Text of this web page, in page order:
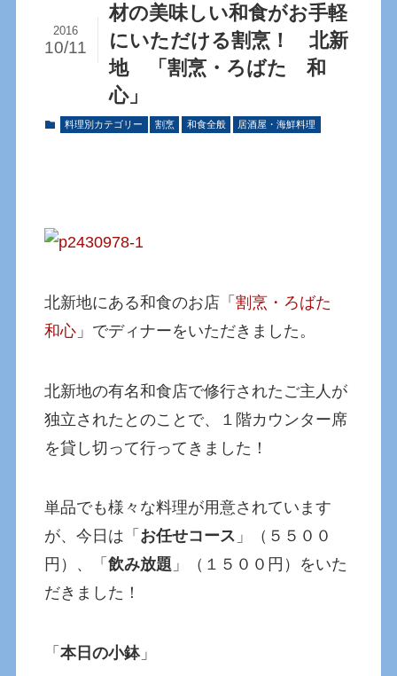
材の美味しい和食がお手軽
にいただける割烹！ 北新
地 「割烹・ろばた 和
心」
2016
10/11
料理別カテゴリー 割烹 和食全般 居酒屋・海鮮料理
北新地にある和食のお店「割烹・ろばた
和心 」でディナーをいただきました。
北新地の有名和食店で修行されたご主人が
独立されたとのことで、１階カウンター席
を貸し切って行ってきました！
単品でも様々な料理が用意されています
が、今日は「 お任せコース 」（５５００
円）、「飲み放題 」（１５００円）をいた
だきました！
「本日の小鉢」